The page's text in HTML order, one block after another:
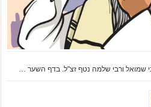
שמואל ורבי שלמה נטף זצ"ל. בדף השער …